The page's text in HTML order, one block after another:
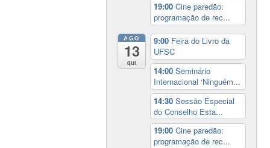
19:00Cine paredão:
programação de rec...
AGO
13
qui
9:00 Feira do Livro da
UFSC
14:00Seminário
Internacional ‘Ninguém...
14:30Sessão Especial
do Conselho Esta...
19:00Cine paredão:
programação de rec...